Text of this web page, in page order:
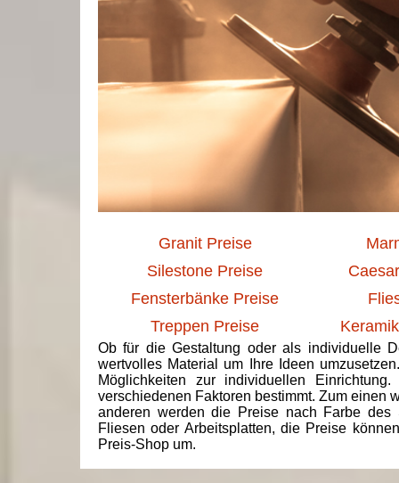
Granit Preise
Silestone Preise
Fensterbänke Preise
Treppen Preise
Ob für die Gestaltung oder als individuelle
wertvolles Material um Ihre Ideen
Möglichkeiten zur individuellen
verschiedenen Faktoren bestimmt. Zum einen
anderen werden die Preise nach Farbe des
Fliesen oder Arbeitsplatten, die Preise
Preis-Shop um.